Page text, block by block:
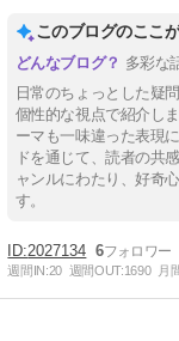
このブログのここ
多彩な
日常のちょっとした疑
個性的な視点で紹介し
ーマも一味違った表現
ドを通じて、読者の共
ャンルにわたり、好奇
す。
2027134 6
週間IN:20 週間OUT:1690 月